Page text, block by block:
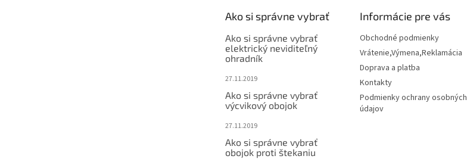
Ako si správne vybrať
Ako si správne vybrať
elektrický neviditeľný
ohradník
27.11.2019
Ako si správne vybrať
výcvikový obojok
27.11.2019
Ako si správne vybrať
obojok proti štekaniu
Informácie pre vás
Obchodné podmienky
Vrátenie,Výmena,Reklamácia
Doprava a platba
Kontakty
Podmienky ochrany osobných
údajov